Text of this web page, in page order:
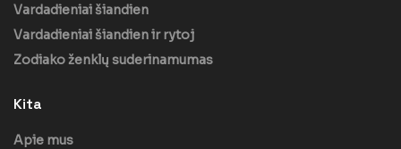
Vardadieniai šiandien
Vardadieniai šiandien ir rytoj
Zodiako ženklų suderinamumas
Kita
Apie mus